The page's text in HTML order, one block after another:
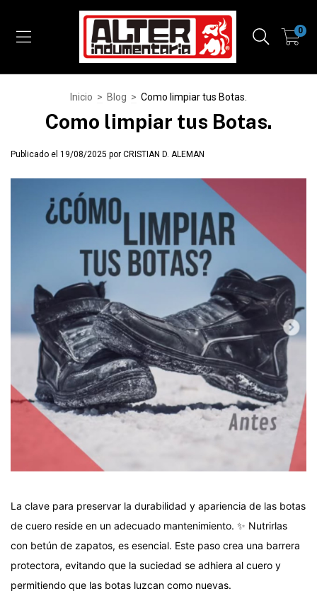
0
Inicio > Blog > Como limpiar tus Botas.
Como limpiar tus Botas.
Publicado el 19/08/2025 por CRISTIAN D. ALEMAN
La clave para preservar la durabilidad y apariencia de las botas
de cuero reside en un adecuado mantenimiento. ✨️ Nutrirlas
con betún de zapatos, es esencial. Este paso crea una barrera
protectora, evitando que la suciedad se adhiera al cuero y
permitiendo que las botas luzcan como nuevas.